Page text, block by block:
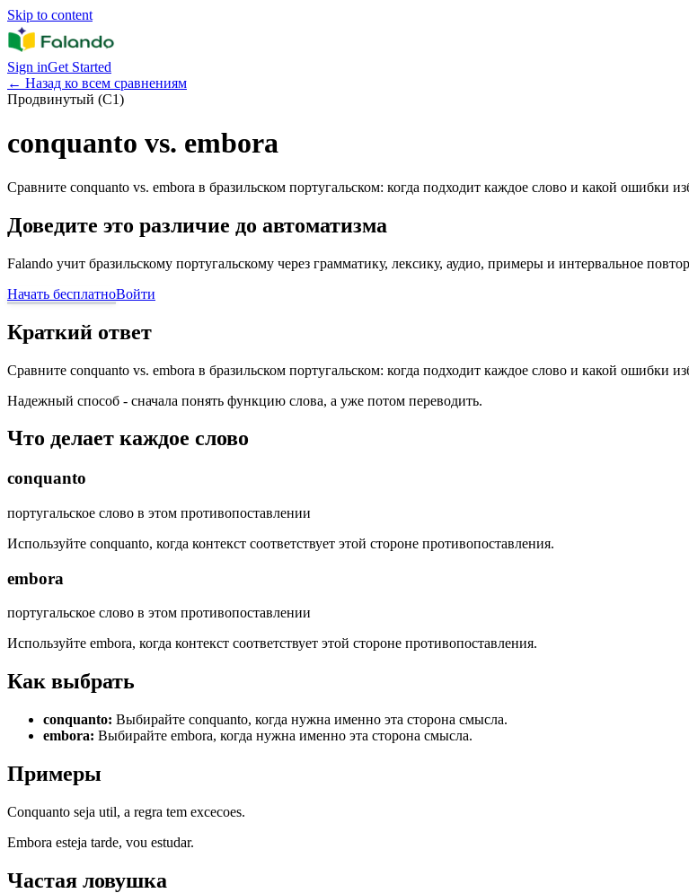
Skip to content
Sign inGet Started
← Назад ко всем сравнениям
Продвинутый (C1)
conquanto vs. embora
Сравните conquanto vs. embora в бразильском португальском: когда подходит каждое слово и какой ошибки
Доведите это различие до автоматизма
Falando учит бразильскому португальскому через грамматику, лексику, аудио, примеры и интервальное
Начать бесплатноВойти
Краткий ответ
Сравните conquanto vs. embora в бразильском португальском: когда подходит каждое слово и какой ошибки
Надежный способ - сначала понять функцию слова, а уже потом переводить.
Что делает каждое слово
conquanto
португальское слово в этом противопоставлении
Используйте conquanto, когда контекст соответствует этой стороне противопоставления.
embora
португальское слово в этом противопоставлении
Используйте embora, когда контекст соответствует этой стороне противопоставления.
Как выбрать
conquanto: Выбирайте conquanto, когда нужна именно эта сторона смысла.
embora: Выбирайте embora, когда нужна именно эта сторона смысла.
Примеры
Conquanto seja util, a regra tem excecoes.
Embora esteja tarde, vou estudar.
Частая ловушка